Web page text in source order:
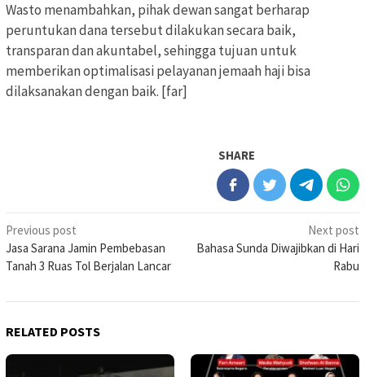
Wasto menambahkan, pihak dewan sangat berharap
peruntukan dana tersebut dilakukan secara baik,
transparan dan akuntabel, sehingga tujuan untuk
memberikan optimalisasi pelayanan jemaah haji bisa
dilaksanakan dengan baik. [far]
SHARE
Post
navigation
Previous post
Jasa Sarana Jamin Pembebasan
Tanah 3 Ruas Tol Berjalan Lancar
Next post
Bahasa Sunda Diwajibkan di Hari
Rabu
RELATED POSTS